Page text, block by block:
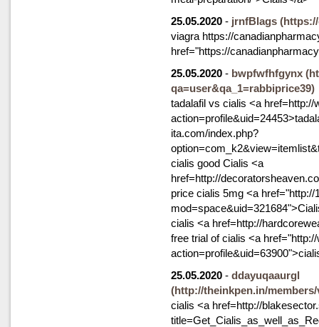
25.05.2020 - jrnfBlags
viagra https://
href="https://
25.05.2020 - bwpfwfhfgynx
qa=user&qa_1=rabbiprice39)
tadalafil vs cialis <a
ita.com/index.php?
cialis good Cialis <a
href=http://
price cialis 5mg <a
cialis <a href=http://
free trial of cialis <a
25.05.2020 - ddayuqaaurgl
(http://theinkpen.in/
cialis <a href=http://